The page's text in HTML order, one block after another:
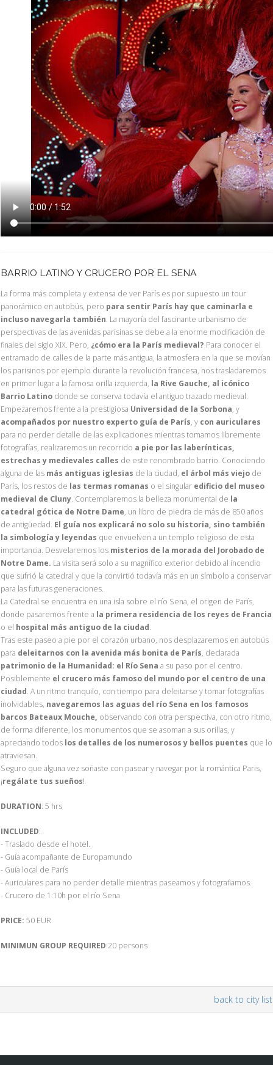
BARRIO LATINO Y CRUCERO POR EL SENA
La forma más completa y extensa de ver París es por supuesto un tour
panorámico en autobús, pero para sentir París hay que caminarla e
incluso navegarla también. La mayoría del fascinante urbanismo de
perspectivas de las avenidas parisinas se debe a la enorme modificación de
finales del siglo XIX. Pero, ¿cómo era la París medieval? Para conocer el
entramado de calles de la parte más antigua, la atmosfera en la que se movían
los parisinos por ejemplo durante la revolución francesa, nos trasladaremos
en primer lugar a la famosa orilla izquierda, la Rive Gauche, al icónico
Barrio Latino donde se conserva todavía el antiguo trazado medieval.
Empezaremos frente a la prestigiosa Universidad de la Sorbona, y
acompañados por nuestro experto guía de París, y con auriculares
para no perder detalle de las explicaciones mientras tomamos libremente
fotografías, realizaremos un recorrido a pie por las laberínticas,
estrechas y medievales calles de este renombrado barrio. Conociendo
alguna de las más antiguas iglesias de la ciudad, el árbol más viejo de
París, los restos de las termas romanas o el singular edificio del museo
medieval de Cluny. Contemplaremos la belleza monumental de la
catedral gótica de Notre Dame, un libro de piedra de más de 850 años
de antigüedad. El guía nos explicará no solo su historia, sino también
la simbología y leyendas que envuelven a un templo religioso de esta
importancia. Desvelaremos los misterios de la morada del Jorobado de
Notre Dame. La visita será solo a su magnífico exterior debido al incendio
que sufrió la catedral y que la convirtió todavía más en un símbolo a conservar
para las futuras generaciones.
La Catedral se encuentra en una isla sobre el río Sena, el origen de París,
donde pasaremos frente a la primera residencia de los reyes de Francia
o el hospital más antiguo de la ciudad.
Tras este paseo a pie por el corazón urbano, nos desplazaremos en autobús
para deleitarnos con la avenida más bonita de París, declarada
patrimonio de la Humanidad: el Río Sena a su paso por el centro.
Posiblemente el crucero más famoso del mundo por el centro de una
ciudad. A un ritmo tranquilo, con tiempo para deleitarse y tomar fotografías
inolvidables, navegaremos las aguas del río Sena en los famosos
barcos Bateaux Mouche, observando con otra perspectiva, con otro ritmo,
de forma diferente, los monumentos que se asoman a sus orillas, y
apreciando todos los detalles de los numerosos y bellos puentes que lo
atraviesan.
Seguro que alguna vez soñaste con pasear y navegar por la romántica Paris,
¡regálate tus sueños!
DURATION: 5 hrs
INCLUDED:
- Traslado desde el hotel.
- Guía acompañante de Europamundo
- Guía local de París
- Auriculares para no perder detalle mientras paseamos y fotografiamos.
- Crucero de 1:10h por el río Sena
PRICE: 50 EUR
MINIMUN GROUP REQUIRED:20 persons
back to city list